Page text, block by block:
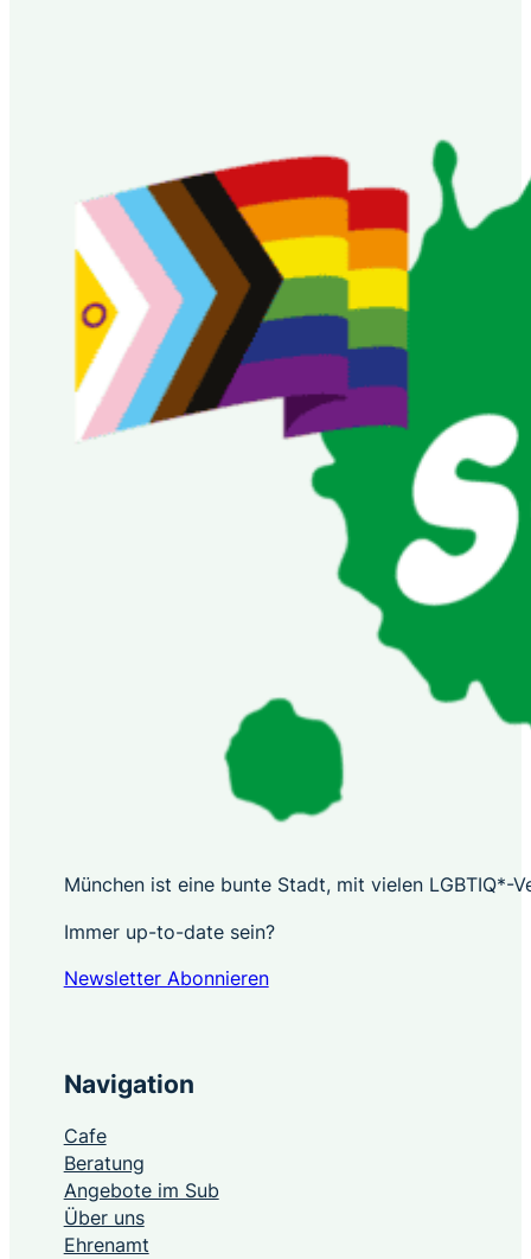
München ist eine bunte Stadt, mit vielen
Immer up-to-date sein?
Newsletter Abonnieren
Navigation
Cafe
Beratung
Angebote im Sub
Über uns
Ehrenamt